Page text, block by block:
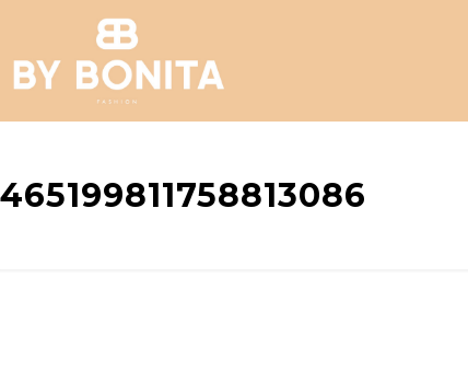
465199811758813086